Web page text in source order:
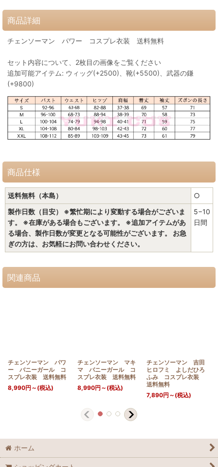
商品詳細
チェンソーマン パワー コスプレ衣装 送料無料
セット内容について、2枚目の画像をご覧ください
追加可能アイテム: ウィッグ(+2500)、靴(+5500)、武器の鎌
(+9800)
商品仕様
送料無料（本島）
○
製作日数（目安） ※繁忙期により変動する場合がございま
す。 ※在庫がある場合もございます。 ※追加アイテムがあ
る場合、製作日数が変更となる可能性がございます。 お急
ぎの方は、お気軽にお問い合わせください。
5−10
日間
関連商品
チェンソーマン パワ
ー バニーガール コ
スプレ衣装 送料無料
8,990円 ～ (税込)
チェンソーマン マキ
マ バニーガール コ
スプレ衣装 送料無料
8,990円 ～ (税込)
チェンソーマン 吉田
ヒロフミ よしだひろ
ふみ コスプレ衣装
送料無料
7,890円 ～ (税込)
ホーム